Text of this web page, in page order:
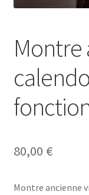
Montre
80,00 €
Montre ancienne